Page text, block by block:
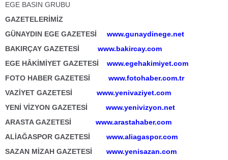
EGE BASIN GRUBU
GAZETELERİMİZ
GÜNAYDIN EGE GAZETESİ
www.gunaydinege.net
BAKIRÇAY GAZETESİ www.bakircay.com
EGE HÂKİMİYET GAZETESİ
www.egehakimiyet.com
FOTO HABER GAZETESİ
www.fotohaber.com.tr
VAZİYET GAZETESİ www.yenivaziyet.com
YENİ VİZYON GAZETESİ
www.yenivizyon.net
ARASTA GAZETESİ www.arastahaber.com
ALİAĞASPOR GAZETESİ
www.aliagaspor.com
SAZAN MİZAH GAZETESİ
www.yenisazan.com